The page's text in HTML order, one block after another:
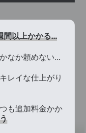
間以上かかる...
なか頼めない...
レイな仕上がり
も追加料金かか